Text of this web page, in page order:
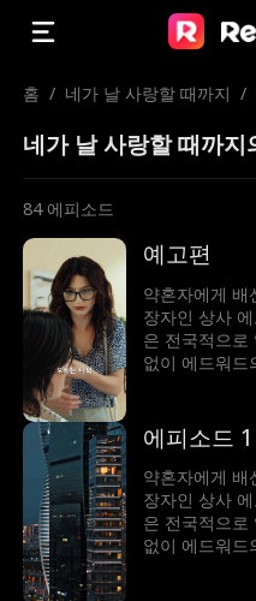
홈 / 네가 날 사랑할 때까지 /
네가 날 사랑할 때까
84 에피소드
예고편
약혼자에게 배
장자인 상사
은 전국적으로
없이 에드워드
데.
에피소드 1
약혼자에게 배
장자인 상사
은 전국적으로
없이 에드워드